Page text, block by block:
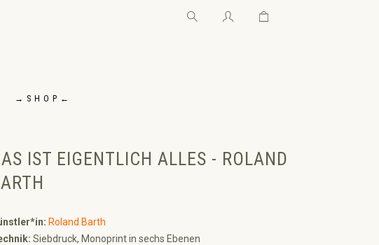
Warenkorb enthält 0
→ S H O P ←
IST EIGENTLICH ALLES - ROLAND
Roland Barth
Siebdruck, Monoprint in sechs Ebenen